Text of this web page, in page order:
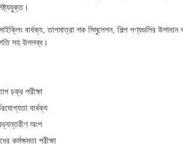
বার্ধক্য, তাপমাত্রা শক সিমুলেশন, শিল্প পণ্যগুলির উপাদান
গতি সহ উপলব্ধ।
চক্র পরীক্ষা
বার্ধক্য
অংশ
কর্মক্ষমতা পরীক্ষা